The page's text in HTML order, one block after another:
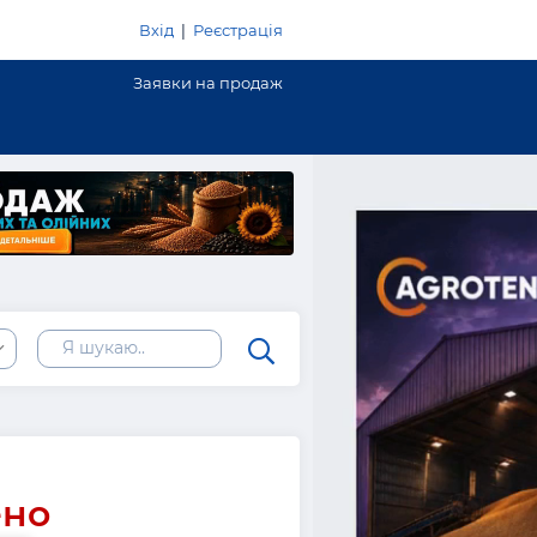
Вхід | Реєстрація
Заявки на продаж